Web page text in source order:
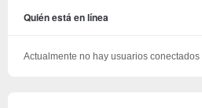
Quién está en línea
Actualmente no hay usuarios conectados